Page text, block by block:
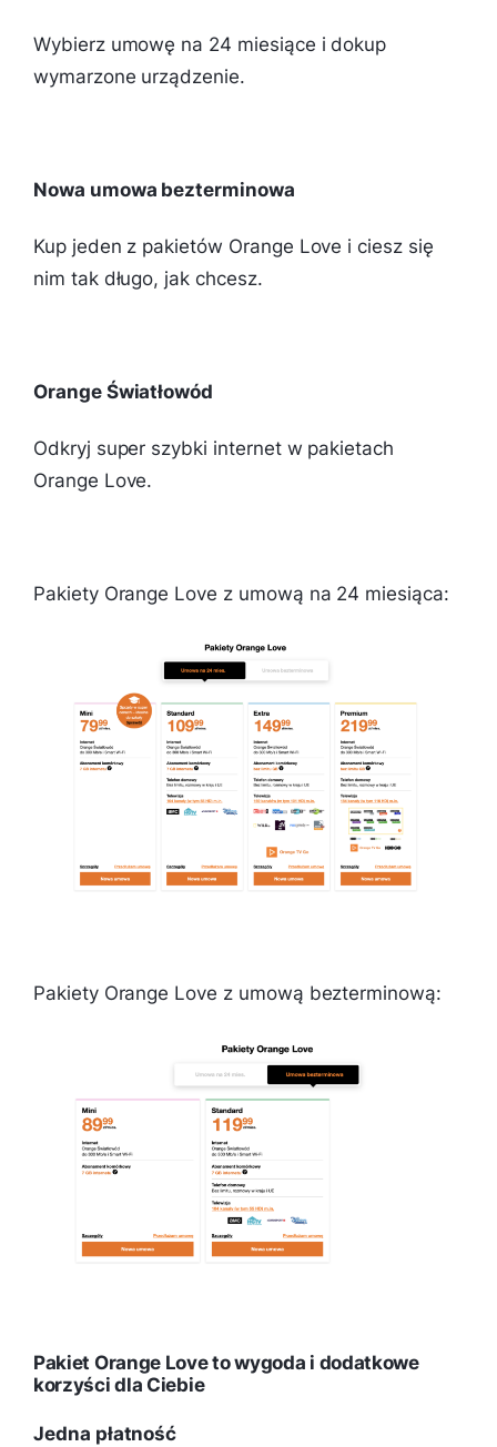
Wybierz umowę na 24 miesiące i dokup
wymarzone urządzenie.
Nowa umowa bezterminowa
Kup jeden z pakietów Orange Love i ciesz się
nim tak długo, jak chcesz.
Orange Światłowód
Odkryj super szybki internet w pakietach
Orange Love.
Pakiety Orange Love z umową na 24 miesiąca:
Pakiety Orange Love z umową bezterminową:
Pakiet Orange Love to wygoda i dodatkowe
korzyści dla Ciebie
Jedna płatność